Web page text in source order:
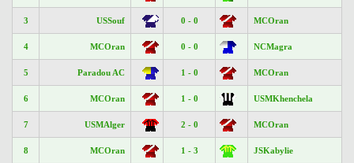
3 USSouf 0 - 0 MCOran
4 MCOran 0 - 0 NCMagra
5 Paradou AC 1 - 0 MCOran
6 MCOran 1 - 0 USMKhenchela
7 USMAlger 2 - 0 MCOran
8 MCOran 1 - 3 JSKabylie